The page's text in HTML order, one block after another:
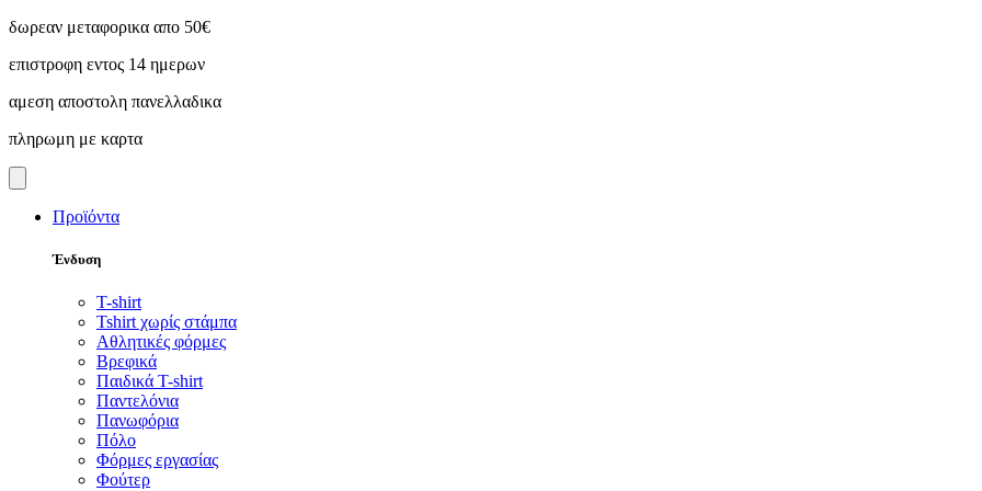
Skip
content
δωρεαν μεταφορικα απο 50€
επιστροφη εντος 14 ημερων
αμεση αποστολη πανελλαδικα
πληρωμη με καρτα
Προϊόντα
Ένδυση
T-shirt
Tshirt χωρίς στάμπα
Αθλητικές φόρμες
Βρεφικά
Παιδικά T-shirt
Παντελόνια
Πανωφόρια
Πόλο
Φόρμες εργασίας
Φούτερ